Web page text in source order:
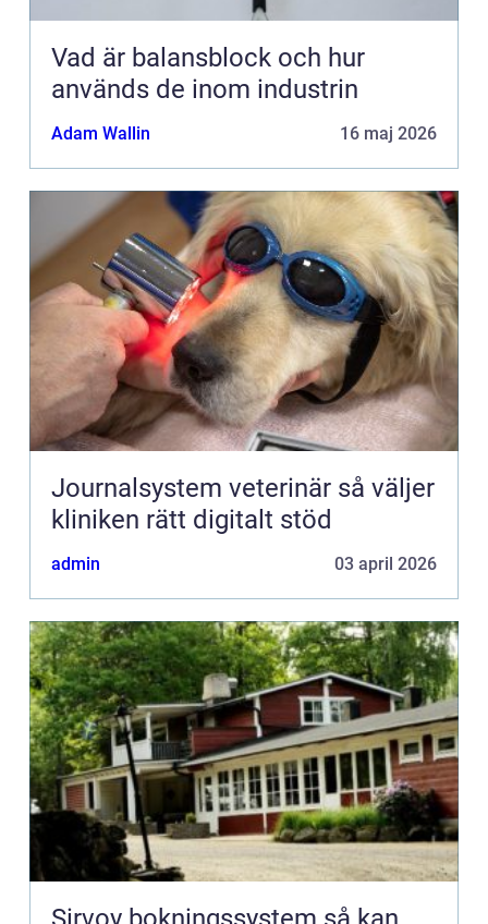
Vad är balansblock och hur
används de inom industrin
Adam Wallin 16 maj 2026
Journalsystem veterinär så väljer
kliniken rätt digitalt stöd
admin 03 april 2026